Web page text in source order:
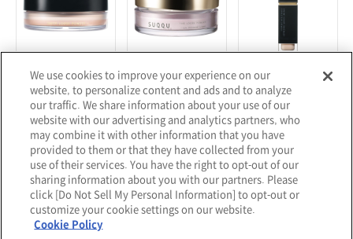
SUQQU
シアー ルース パウダー e
¥7,150
SUQQU
ザ ルースパウダー
¥11,000
SUQQU
クリーミィ カバー コンシーラ
¥5,500
We use cookies to improve your experience on our
website, to personalize content and ads and to analyze
our traffic. We share information about your use of our
website with our advertising and analytics partners, who
may combine it with other information that you have
provided to them or that they have collected from your
use of their services. You have the right to opt-out of our
sharing information about you with our partners. Please
click [Do Not Sell My Personal Information] to opt-out or
customize your cookie settings on our website.
Cookie Policy